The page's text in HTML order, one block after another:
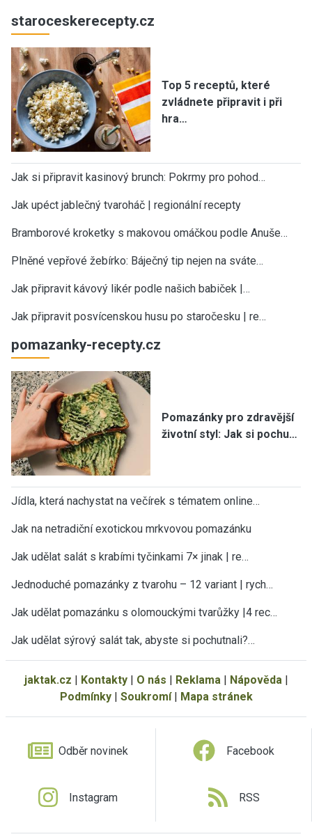
staroceskerecepty.cz
Top 5 receptů, které
zvládnete připravit i při
hra…
Jak si připravit kasinový brunch: Pokrmy pro pohod…
Jak upéct jablečný tvaroháč | regionální recepty
Bramborové kroketky s makovou omáčkou podle Anuše…
Plněné vepřové žebírko: Báječný tip nejen na sváte…
Jak připravit kávový likér podle našich babiček |…
Jak připravit posvícenskou husu po staročesku | re…
pomazanky-recepty.cz
Pomazánky pro zdravější
životní styl: Jak si pochu…
Jídla, která nachystat na večírek s tématem online…
Jak na netradiční exotickou mrkvovou pomazánku
Jak udělat salát s krabími tyčinkami 7× jinak | re…
Jednoduché pomazánky z tvarohu – 12 variant | rych…
Jak udělat pomazánku s olomouckými tvarůžky |4 rec…
Jak udělat sýrový salát tak, abyste si pochutnali?…
jaktak.cz | Kontakty| O nás | Reklama | Nápověda |
Podmínky| Soukromí| Mapa stránek
Odběr novinek Facebook
Instagram RSS